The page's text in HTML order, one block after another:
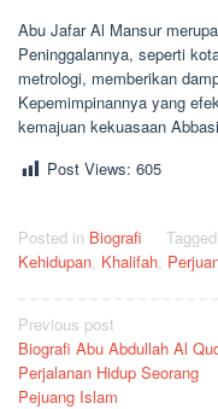
Abu Jafar Al Mansur
Peninggalannya, seperti
metrologi, memberikan
Kepemimpinannya yang
kemajuan kekuasaan
Post Views: 605
Posted in Biografi Tagged
Kehidupan, Khalifah,
Post
navigation
Previous post
Biografi Abu Abdullah Al
Perjalanan Hidup Seorang
Pejuang Islam